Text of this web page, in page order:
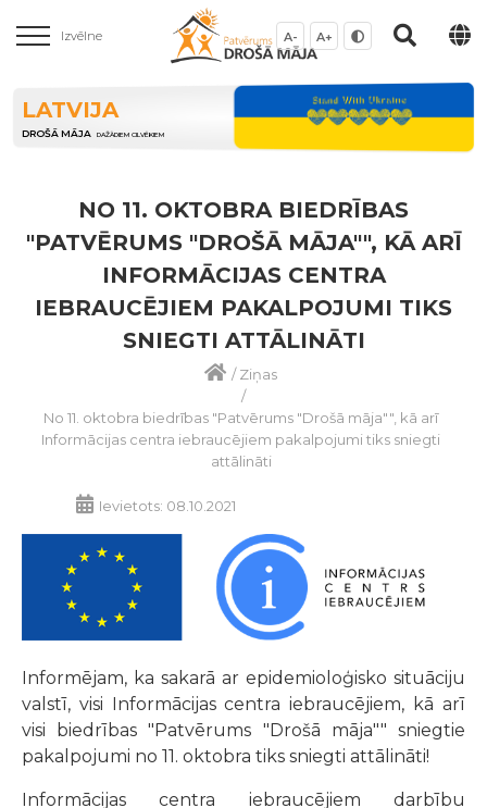
Izvēlne A- A+
LATVIJA
DROŠĀ MĀJA DAŽĀDIEM CILVĒKIEM
NO 11. OKTOBRA BIEDRĪBAS
"PATVĒRUMS "DROŠĀ MĀJA"", KĀ ARĪ
INFORMĀCIJAS CENTRA
IEBRAUCĒJIEM PAKALPOJUMI TIKS
SNIEGTI ATTĀLINĀTI
/Ziņas
/
No 11. oktobra biedrības "Patvērums "Drošā māja"", kā arī
Informācijas centra iebraucējiem pakalpojumi tiks sniegti
attālināti
Ievietots: 08.10.2021
Informējam, ka sakarā ar epidemioloģisko situāciju
valstī, visi Informācijas centra iebraucējiem, kā arī
visi biedrības "Patvērums "Drošā māja"" sniegtie
pakalpojumi no 11. oktobra tiks sniegti attālināti!
Informācijas centra iebraucējiem darbību